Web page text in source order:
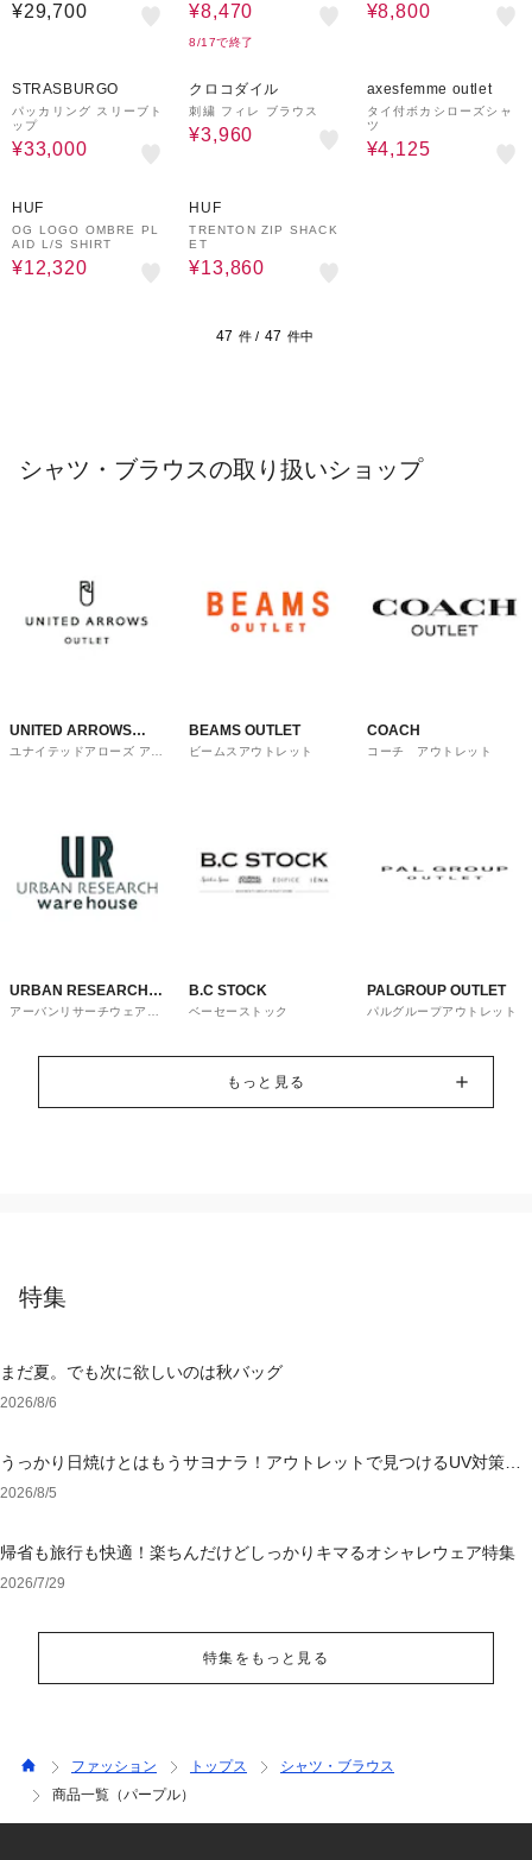
¥29,700 ¥8,470
8/17で終了
¥8,800
STRASBURGO
パッカリング スリーブト
ップ
¥33,000
クロコダイル
刺繍 フィレ ブラウス
¥3,960
axesfemme outlet
タイ付ボカシローズシャ
ツ
¥4,125
HUF
OG LOGO OMBRE PL
AID L/S SHIRT
¥12,320
HUF
TRENTON ZIP SHACK
ET
¥13,860
47 件 / 47 件中
シャツ・ブラウスの取り扱いショップ
UNITED ARROWS
OUTLET
ユナイテッドアローズ アウ
BEAMS OUTLET
ビームスアウトレット
COACH
コーチ アウトレット
URBAN RESEARCH
ware house
アーバンリサーチウェアハ
B.C STOCK
ベーセーストック
PALGROUP OUTLET
パルグループアウトレット
もっと見る
特集
まだ夏。でも次に欲しいのは秋バッグ
2026/8/6
うっかり日焼けとはもうサヨナラ！アウトレットで見つけるUV対策ウ
ェア
2026/8/5
帰省も旅行も快適！楽ちんだけどしっかりキマるオシャレウェア特集
2026/7/29
特集をもっと見る
ファッション トップス
シャツ・ブラウス
商品一覧（パープル）